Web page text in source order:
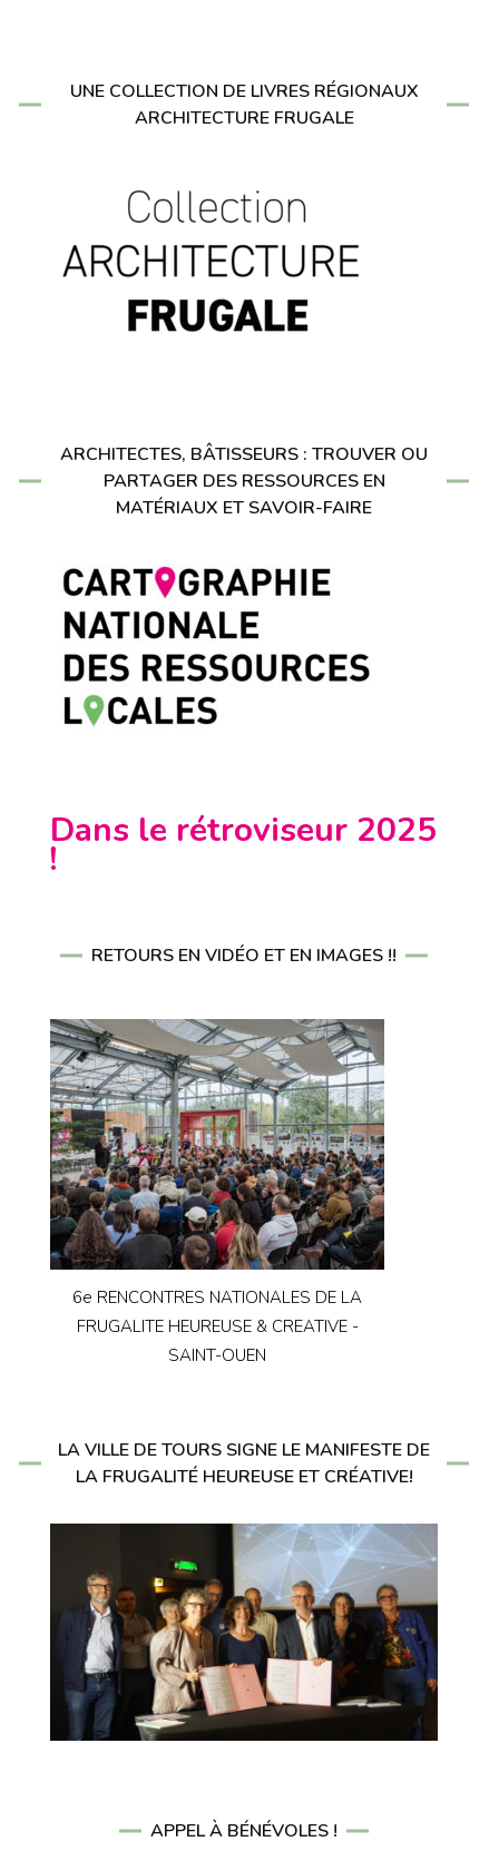
UNE COLLECTION DE LIVRES RÉGIONAUX
ARCHITECTURE FRUGALE
ARCHITECTES, BÂTISSEURS : TROUVER OU
PARTAGER DES RESSOURCES EN
MATÉRIAUX ET SAVOIR-FAIRE
Dans le rétroviseur 2025
!
RETOURS EN VIDÉO ET EN IMAGES !!
6e RENCONTRES NATIONALES DE LA
FRUGALITE HEUREUSE & CREATIVE -
SAINT-OUEN
LA VILLE DE TOURS SIGNE LE MANIFESTE DE
LA FRUGALITÉ HEUREUSE ET CRÉATIVE!
APPEL À BÉNÉVOLES !